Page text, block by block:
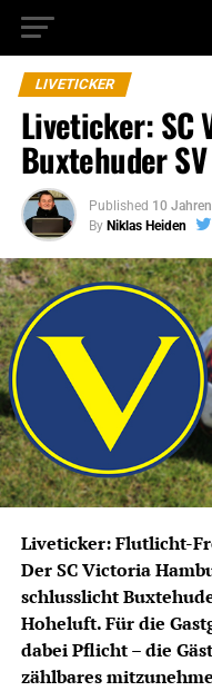
LIVETICKER
Liveticker: SC
Buxtehuder SV
Published 10
By Niklas Heiden
Liveticker: Flutlicht-
Der SC Victoria
schlusslicht
Hoheluft. Für die
dabei Pflicht – die
zählbares